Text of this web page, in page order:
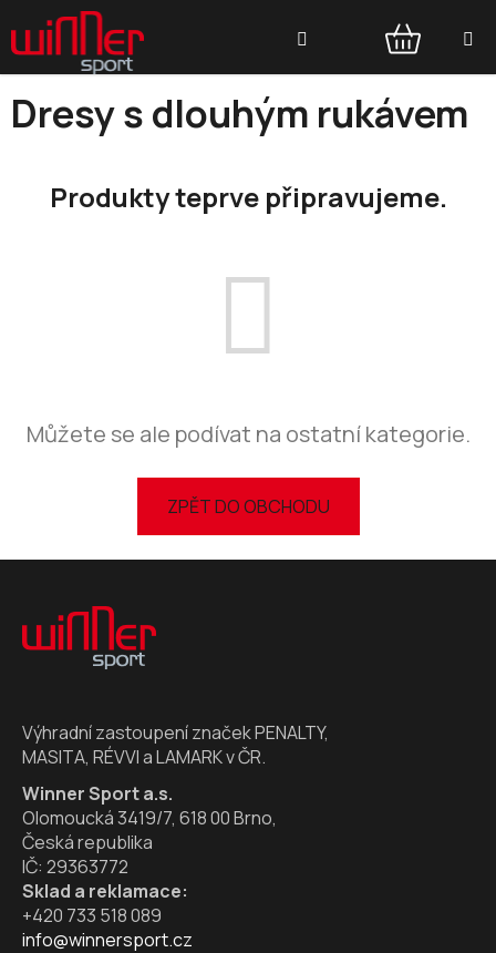
na
obsah
NÁKUPNÍ
KOŠÍK
Dresy s dlouhým rukávem
Produkty teprve připravujeme.
Můžete se ale podívat na ostatní kategorie.
ZPĚT DO OBCHODU
Z
Výhradní zastoupení značek PENALTY,
MASITA, RÉVVI a LAMARK v ČR.
Winner Sport a.s.
Olomoucká 3419/7, 618 00 Brno,
Česká republika
IČ: 29363772
Sklad a reklamace:
+420 733 518 089
info@winnersport.cz